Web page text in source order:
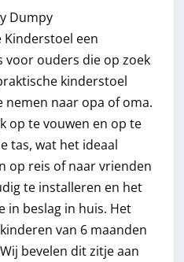
Dumpy
een
voor ouders die op zoek
kinderstoel
naar opa of oma.
op te vouwen en op te
tas, wat het ideaal
op reis of naar vrienden
te installeren en het
in beslag in huis. Het
van 6 maanden
bevelen dit zitje aan